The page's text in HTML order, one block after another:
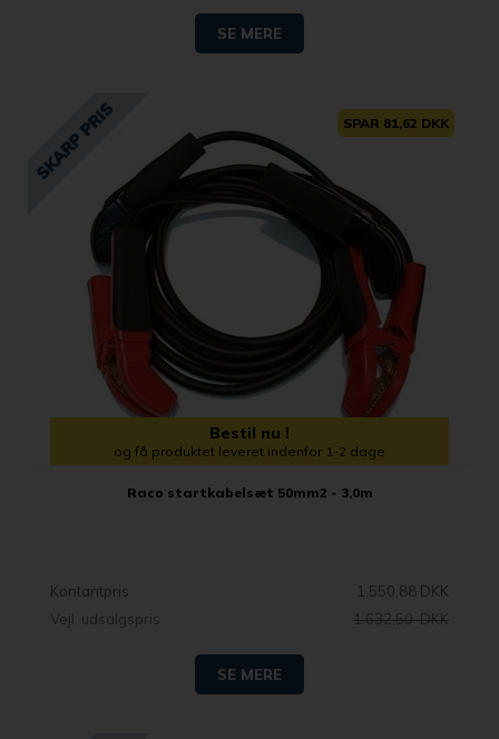
SE MERE
SPAR 81,62 DKK
Bestil nu !
og få produktet leveret indenfor 1-2 dage
Raco startkabelsæt 50mm2 - 3,0m
Kontantpris
1.550,88 DKK
Vejl. udsalgspris
1.632,50 DKK
SE MERE